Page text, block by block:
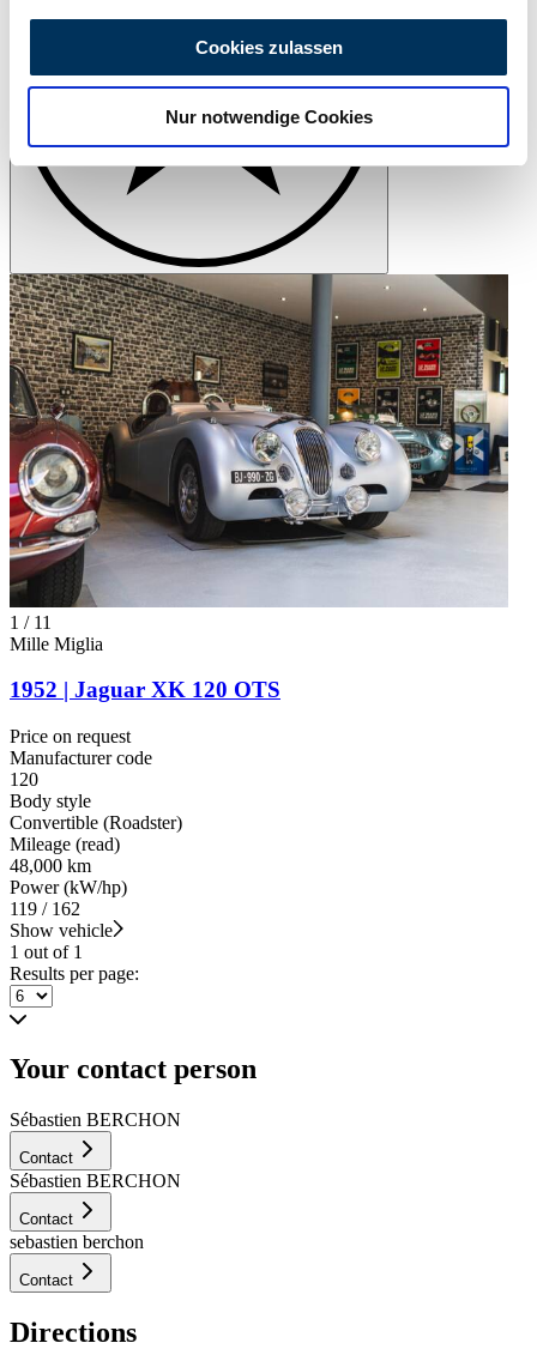
analysieren. Außerdem geben wir Informationen zu Ihrer
Verwendung unserer Website an unsere Partner für
soziale Medien, Werbung und Analysen weiter. Unsere
Partner führen diese Informationen möglicherweise mit
weiteren Daten zusammen, die Sie ihnen bereitgestellt
haben oder die sie im Rahmen Ihrer Nutzung der Dienste
gesammelt haben.Datenschutzerklärung
Cookies zulassen
Nur notwendige Cookies
1 / 11
Mille Miglia
1952 | Jaguar XK 120 OTS
Price on request
Manufacturer code
120
Body style
Convertible (Roadster)
Mileage (read)
48,000 km
Power (kW/hp)
119 / 162
Show vehicle
1 out of 1
Results per page:
Your contact person
Sébastien BERCHON
Contact
Sébastien BERCHON
Contact
sebastien berchon
Contact
Directions